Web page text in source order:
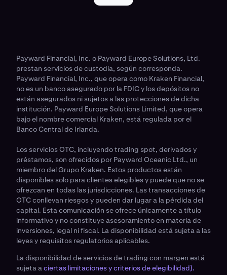
Payward Financial, Inc. o Payward Europe Solutions, Ltd.
prestan servicios de custodia, según corresponda.
Payward Financial, Inc., que opera como Kraken Financial,
no es un banco asegurado por la FDIC y los depósitos no
están asegurados ni sujetos a las protecciones de dicha
institución. Payward Europe Solutions Limited, que opera
bajo el nombre comercial Kraken, está regulada por el
Banco Central de Irlanda.
Los servicios OTC, incluyendo trading spot, derivados y
préstamos, son ofrecidos por Payward Oceanic Ltd., un
miembro del Grupo Kraken. Estos productos están
disponibles solo para clientes elegibles y puede que no se
ofrezcan en todas las jurisdicciones. Las transacciones de
OTC conllevan riesgos y pueden dar lugar a la pérdida del
capital. Esta comunicación se ofrece únicamente a título
informativo y no constituye asesoramiento en materia de
inversiones, legal ni fiscal. La disponibilidad está sujeta a las
leyes y requisitos regulatorios aplicables.
La disponibilidad de servicios de trading con margen está
sujeta aciertas limitaciones y criterios de elegibilidad}.